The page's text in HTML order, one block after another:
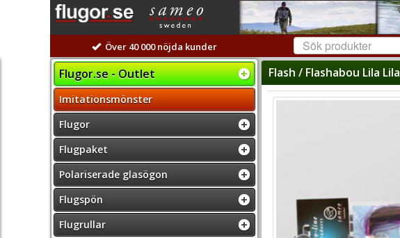
Över 40 000 nöjda kunder
Flugor.se - Outlet
Imitationsmönster
Flugor
Flugpaket
Polariserade glasögon
Flugspön
Flugrullar
Flash / Flashabou Lila Lila